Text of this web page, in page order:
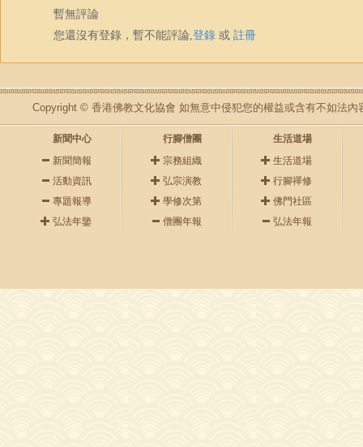
暫無評論
您還沒有登錄，暫不能評論,登錄 或 註冊
Copyright © 香港佛教文化協會 如無意中侵犯您的權益或含有不如法內
新聞中心
新聞簡報
活動資訊
專題報導
弘法年鑒
行腳僧團
宗務組織
弘宗演教
學修次第
僧團年報
生活道場
生活道場
行腳禪修
佛門社區
弘法年報